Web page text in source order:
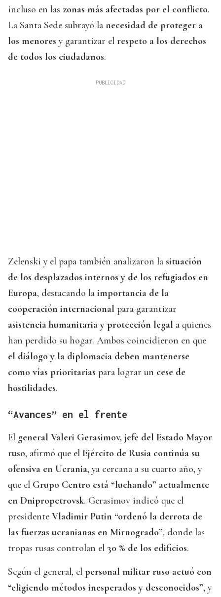
incluso en las zonas más afectadas por el conflicto.
La Santa Sede subrayó la necesidad de proteger a
los menores y garantizar el respeto a los derechos
de todos los ciudadanos.
Zelenski y el papa también analizaron la situación
de los desplazados internos y de los refugiados en
Europa, destacando la importancia de la
cooperación internacional para garantizar
asistencia humanitaria y protección legal a quienes
han perdido su hogar. Ambos coincidieron en que
el diálogo y la diplomacia deben mantenerse
como vías prioritarias para lograr un cese de
hostilidades.
“Avances” en el frente
El general Valeri Gerasimov, jefe del Estado Mayor
ruso, afirmó que el Ejército de Rusia continúa su
ofensiva en Ucrania, ya cercana a su cuarto año, y
que el Grupo Centro está “luchando” actualmente
en Dnipropetrovsk. Gerasimov indicó que el
presidente Vladimir Putin “ordenó la derrota de
las fuerzas ucranianas en Mirnogrado”, donde las
tropas rusas controlan el 30 % de los edificios.
Según el general, el personal militar ruso actuó con
“eligiendo métodos inesperados y desconocidos”, y